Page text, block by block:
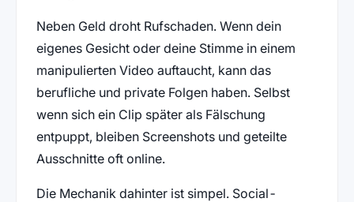
Neben Geld droht Rufschaden. Wenn dein
eigenes Gesicht oder deine Stimme in einem
manipulierten Video auftaucht, kann das
berufliche und private Folgen haben. Selbst
wenn sich ein Clip später als Fälschung
entpuppt, bleiben Screenshots und geteilte
Ausschnitte oft online.
Die Mechanik dahinter ist simpel. Social-